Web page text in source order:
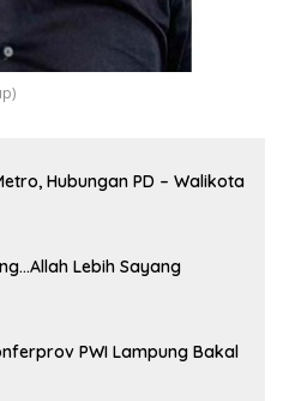
Hubungan PD – Walikota
Lebih Sayang
PWI Lampung Bakal